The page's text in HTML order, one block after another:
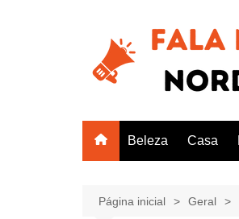
Beleza Casa
Página inicial Geral